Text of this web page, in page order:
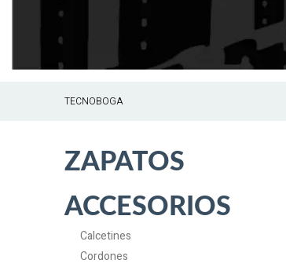
TECNOBOGA
ZAPATOS
ACCESORIOS
Calcetines
Cordones